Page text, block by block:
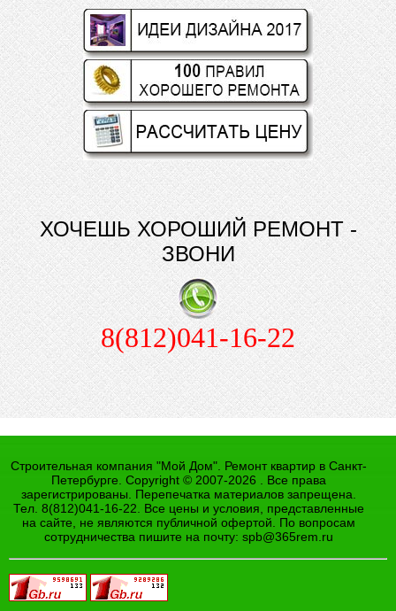
ХОЧЕШЬ ХОРОШИЙ РЕМОНТ -
ЗВОНИ
8(812)041-16-22
Строительная компания "Мой Дом". Ремонт квартир в Санкт-
Петербурге. Copyright © 2007-2026 . Все права
зарегистрированы. Перепечатка материалов запрещена.
Тел. 8(812)041-16-22. Все цены и условия, представленные
на сайте, не являются публичной офертой. По вопросам
сотрудничества пишите на почту: spb@365rem.ru